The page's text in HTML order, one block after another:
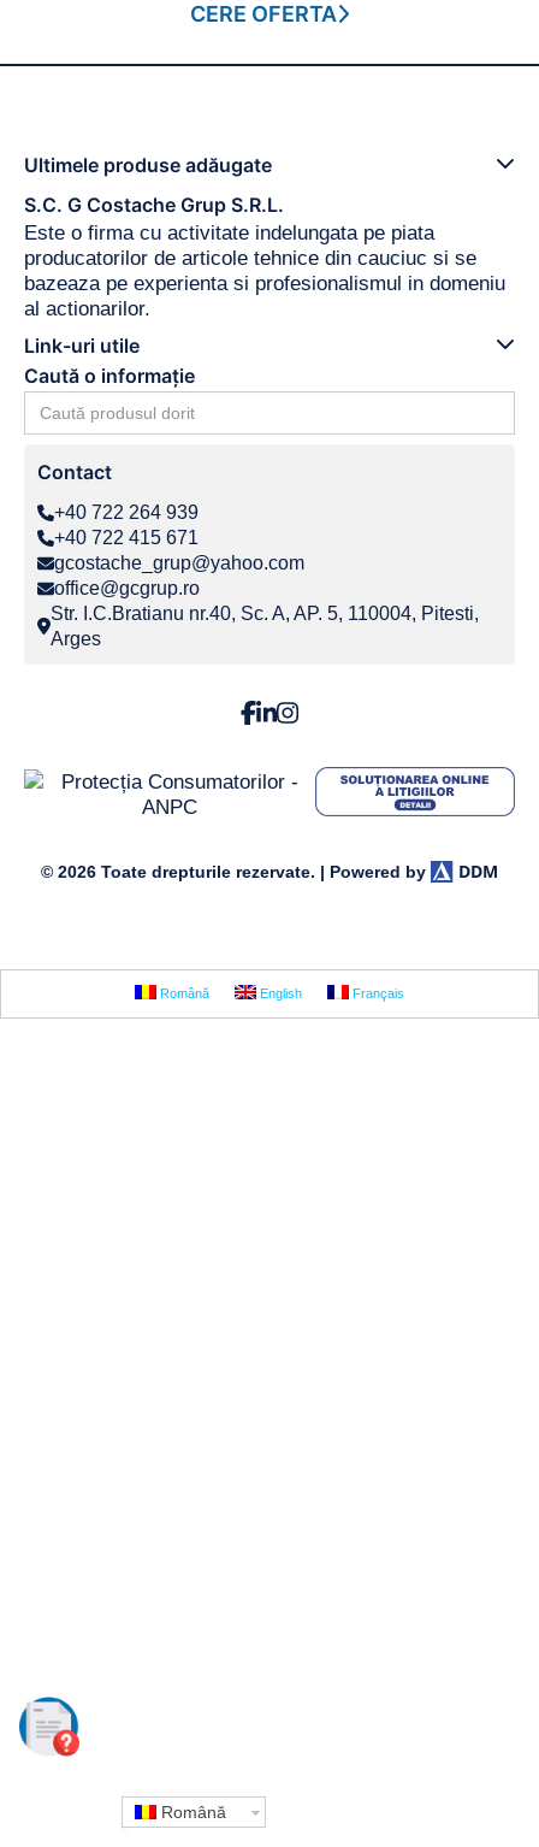
CERE OFERTA
Ultimele produse adăugate
S.C. G Costache Grup S.R.L.
Este o firma cu activitate indelungata pe piata
producatorilor de articole tehnice din cauciuc si se
bazeaza pe experienta si profesionalismul in domeniu
al actionarilor.
Link-uri utile
Caută o informație
for:
Contact
+40 722 264 939
+40 722 415 671
gcostache_grup@yahoo.com
office@gcgrup.ro
Str. I.C.Bratianu nr.40, Sc. A, AP. 5, 110004, Pitesti,
Arges
© 2026 Toate drepturile rezervate. | Powered by DDM
Română
Română English Français